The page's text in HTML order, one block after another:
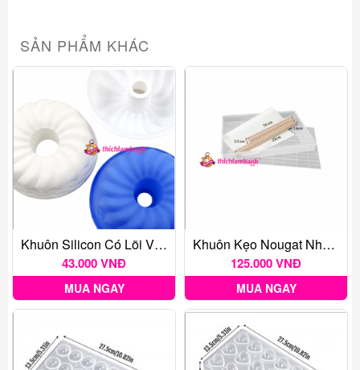
SẢN PHẨM KHÁC
Khuôn Silicon Có Lõi Vân 16cm
43.000 VNĐ
MUA NGAY
Khuôn Kẹo Nougat Nhựa 112 Viên MB322
125.000 VNĐ
MUA NGAY